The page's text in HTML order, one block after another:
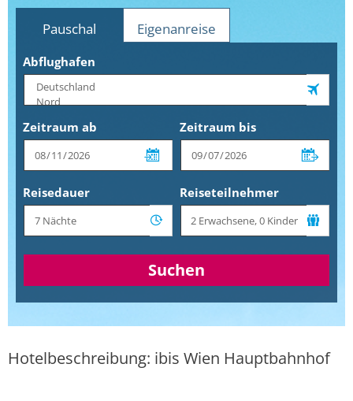
Pauschal Eigenanreise
Abflughafen
Zeitraum ab Zeitraum bis
Reisedauer Reiseteilnehmer
Suchen
Hotelbeschreibung: ibis Wien Hauptbahnhof